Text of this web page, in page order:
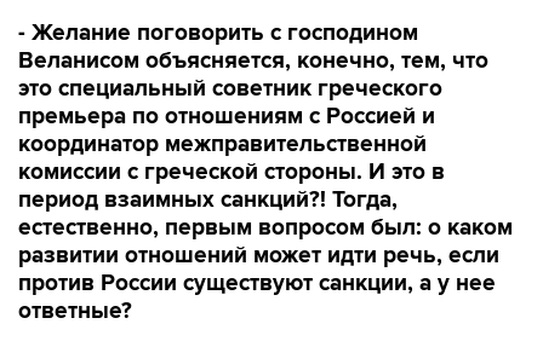
- Желание поговорить с господином
Веланисом объясняется, конечно, тем, что
это специальный советник греческого
премьера по отношениям с Россией и
координатор межправительственной
комиссии с греческой стороны. И это в
период взаимных санкций?! Тогда,
естественно, первым вопросом был: о каком
развитии отношений может идти речь, если
против России существуют санкции, а у нее
ответные?